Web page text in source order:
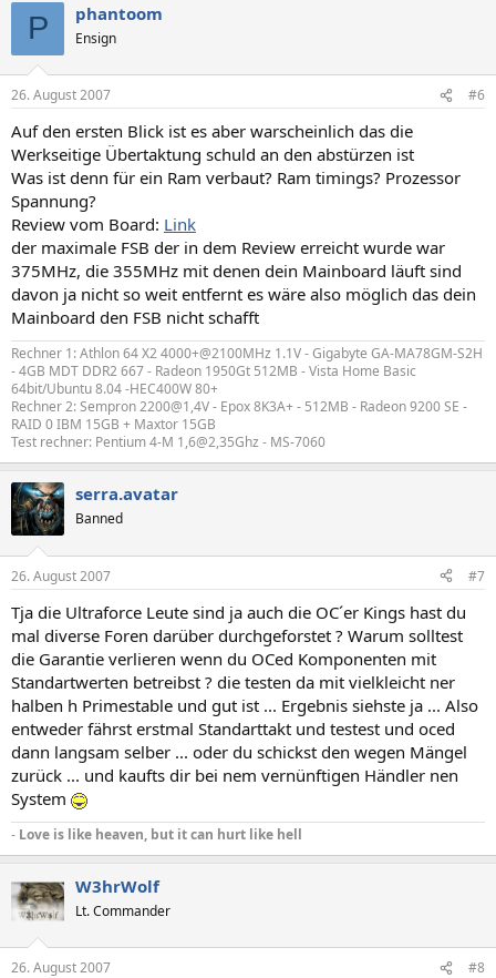
P phantoom
Ensign
26. August 2007 #6
Auf den ersten Blick ist es aber warscheinlich das die
Werkseitige Übertaktung schuld an den abstürzen ist
Was ist denn für ein Ram verbaut? Ram timings? Prozessor
Spannung?
Review vom Board: Link
der maximale FSB der in dem Review erreicht wurde war
375MHz, die 355MHz mit denen dein Mainboard läuft sind
davon ja nicht so weit entfernt es wäre also möglich das dein
Mainboard den FSB nicht schafft
Rechner 1: Athlon 64 X2 4000+@2100MHz 1.1V - Gigabyte GA-MA78GM-S2H
- 4GB MDT DDR2 667 - Radeon 1950Gt 512MB - Vista Home Basic
64bit/Ubuntu 8.04 -HEC400W 80+
Rechner 2: Sempron 2200@1,4V - Epox 8K3A+ - 512MB - Radeon 9200 SE -
RAID 0 IBM 15GB + Maxtor 15GB
Test rechner: Pentium 4-M 1,6@2,35Ghz - MS-7060
serra.avatar
Banned
26. August 2007 #7
Tja die Ultraforce Leute sind ja auch die OC´er Kings hast du
mal diverse Foren darüber durchgeforstet ? Warum solltest
die Garantie verlieren wenn du OCed Komponenten mit
Standartwerten betreibst ? die testen da mit vielkleicht ner
halben h Primestable und gut ist ... Ergebnis siehste ja ... Also
entweder fährst erstmal Standarttakt und testest und oced
dann langsam selber ... oder du schickst den wegen Mängel
zurück ... und kaufts dir bei nem vernünftigen Händler nen
System
- Love is like heaven, but it can hurt like hell
W3hrWolf
Lt. Commander
26. August 2007 #8